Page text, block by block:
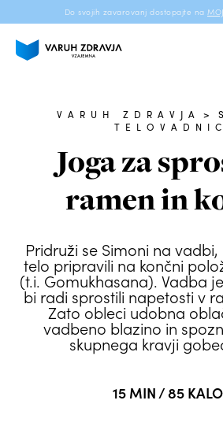
Do svojih zavarovanj dostopajte na
VARUH ZDRAVJA >
Joga za
ramen in
Pridruži se Simoni na
telo pripravili na končni
(t.i. Gomukhasana). Vadba
bi radi sprostili napetosti v
Zato obleci udobna
vadbeno blazino in
skupnega kravji
15 MIN / 85